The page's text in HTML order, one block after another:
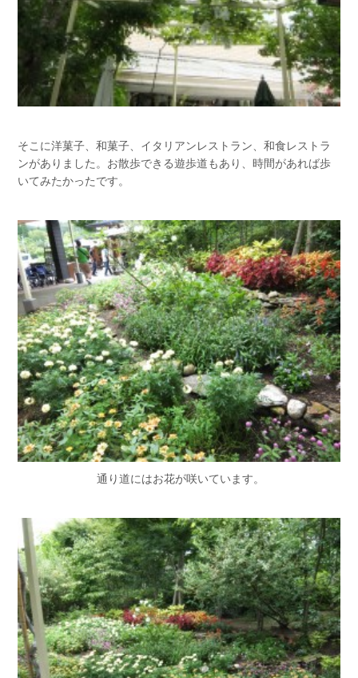
そこに洋菓子、和菓子、イタリアンレストラン、和食レストラ
ンがありました。お散歩できる遊歩道もあり、時間があれば歩
いてみたかったです。
通り道にはお花が咲いています。